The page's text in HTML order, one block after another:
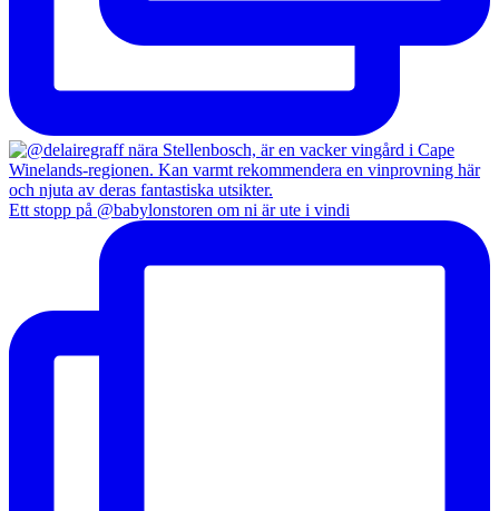
Ett stopp på @babylonstoren om ni är ute i vindi